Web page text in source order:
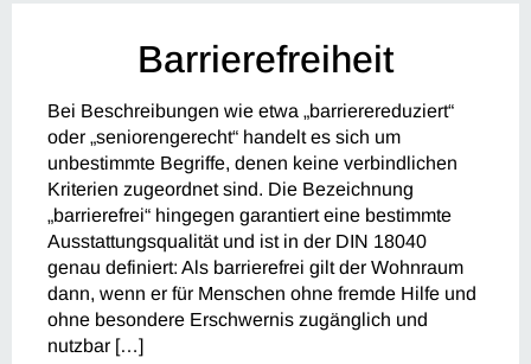
Barrierefreiheit
Bei Beschreibungen wie etwa „barrierereduziert“
oder „seniorengerecht“ handelt es sich um
unbestimmte Begriffe, denen keine verbindlichen
Kriterien zugeordnet sind. Die Bezeichnung
„barrierefrei“ hingegen garantiert eine bestimmte
Ausstattungsqualität und ist in der DIN 18040
genau definiert: Als barrierefrei gilt der Wohnraum
dann, wenn er für Menschen ohne fremde Hilfe und
ohne besondere Erschwernis zugänglich und
nutzbar […]